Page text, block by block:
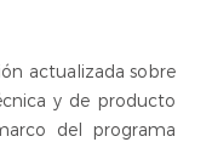
actualizada sobre
y de producto
del programa